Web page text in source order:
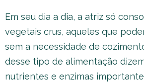
Em seu dia a dia, a atriz só
vegetais crus, aqueles que
sem a necessidade de
desse tipo de alimentação
nutrientes e enzimas